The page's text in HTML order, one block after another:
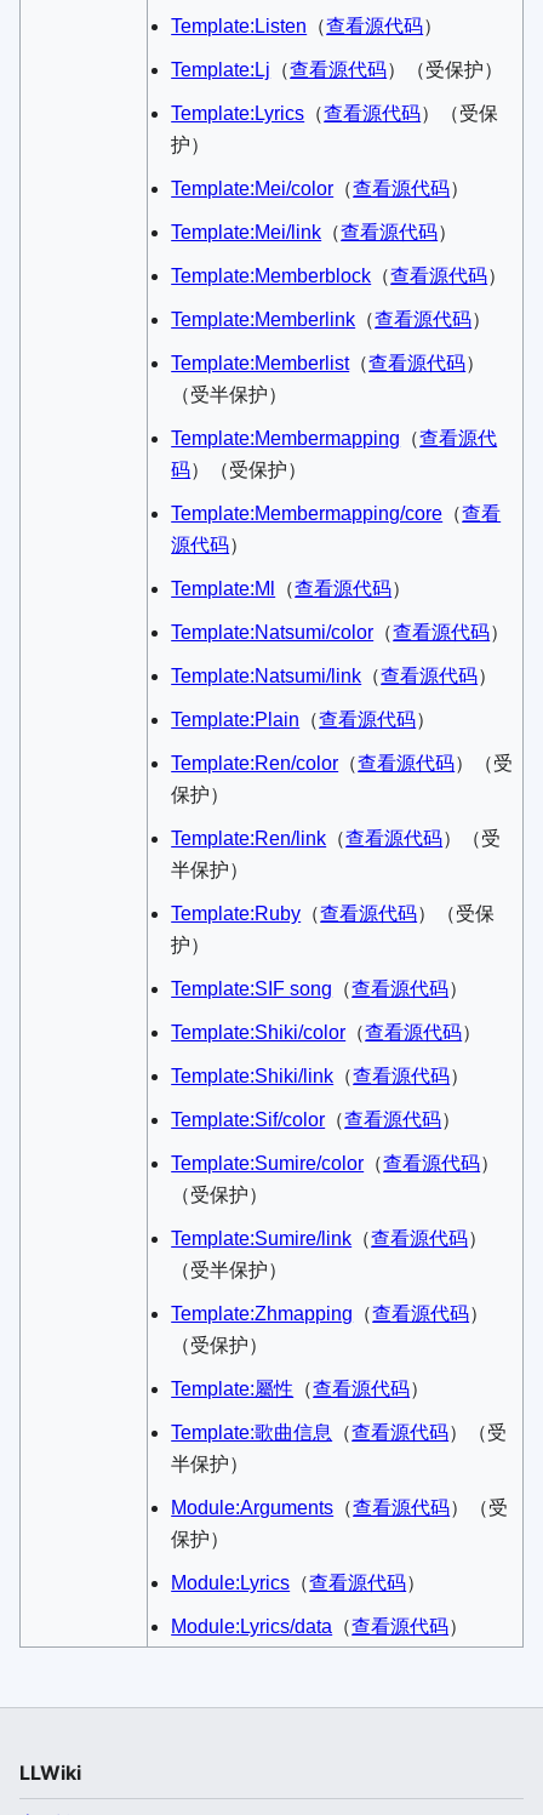
Template:Listen ​（查看源代码）​
Template:Lj ​（查看源代码）​（受保护）
Template:Lyrics ​（查看源代码）​（受保
护）
Template:Mei/color ​（查看源代码）​
Template:Mei/link ​（查看源代码）​
Template:Memberblock ​（查看源代码）​
Template:Memberlink ​（查看源代码）​
Template:Memberlist​（查看源代码）​
（受半保护）
Template:Membermapping ​（查看源代
码）​（受保护）
Template:Membermapping/core ​（查看
源代码）​
Template:Ml ​（查看源代码）​
Template:Natsumi/color ​（查看源代码）​
Template:Natsumi/link ​（查看源代码）​
Template:Plain ​（查看源代码）​
Template:Ren/color ​（查看源代码）​（受
保护）
Template:Ren/link ​（查看源代码）​（受
半保护）
Template:Ruby ​（查看源代码）​（受保
护）
Template:SIF song ​（查看源代码）​
Template:Shiki/color ​（查看源代码）​
Template:Shiki/link ​（查看源代码）​
Template:Sif/color ​（查看源代码）​
Template:Sumire/color ​（查看源代码）​
（受保护）
Template:Sumire/link ​（查看源代码）​
（受半保护）
Template:Zhmapping ​（查看源代码）​
（受保护）
Template:屬性 ​（查看源代码）​
Template:歌曲信息 ​（查看源代码）​（受
半保护）
Module:Arguments ​（查看源代码）​（受
保护）
Module:Lyrics ​（查看源代码）​
Module:Lyrics/data ​（查看源代码）​
LLWiki